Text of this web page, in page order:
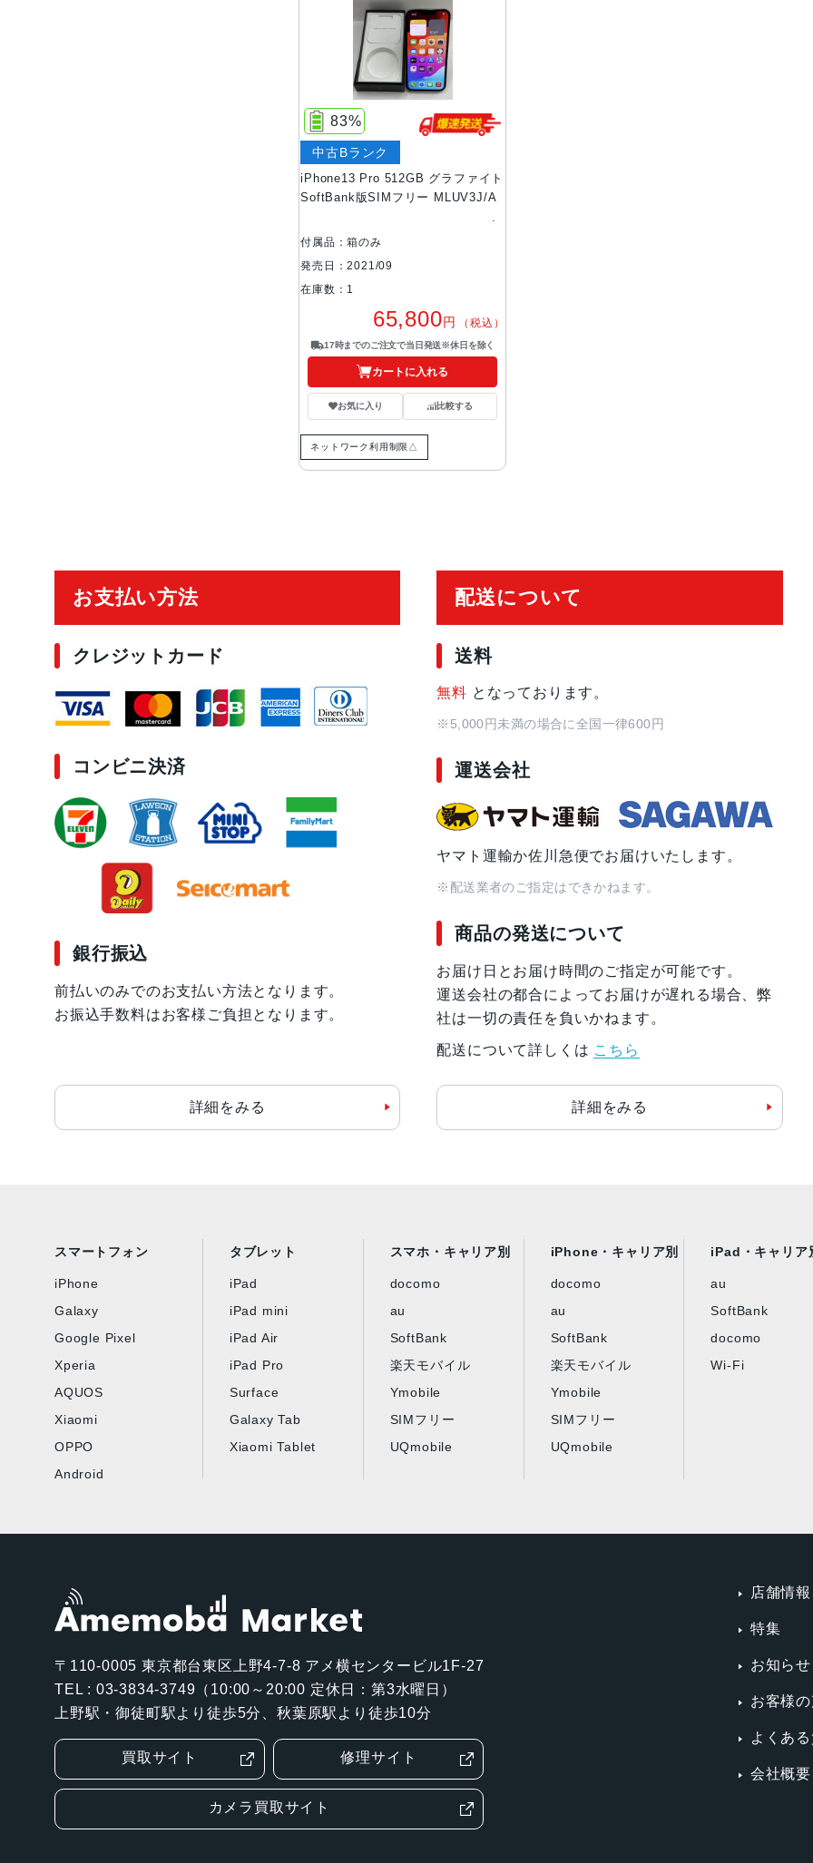
iPhone13 Pro 512GB グラファイト
SoftBank版SIMフリー MLUV3J/A
83%
中古Bランク
付属品：箱のみ
発売日：2021/09
在庫数：1
65,800円 （税込）
17時までのご注文で当日発送※休日を除く
カートに入れる
お気に入り 比較する
ネットワーク利用制限△
お支払い方法
クレジットカード
コンビニ決済
銀行振込
前払いのみでのお支払い方法となります。
お振込手数料はお客様ご負担となります。
詳細をみる
配送について
送料
無料 となっております。
※5,000円未満の場合に全国一律600円
運送会社
ヤマト運輸か佐川急便でお届けいたします。
※配送業者のご指定はできかねます。
商品の発送について
お届け日とお届け時間のご指定が可能です。
運送会社の都合によってお届けが遅れる場合、弊
社は一切の責任を負いかねます。
配送について詳しくは こちら
詳細をみる
スマートフォン
iPhone
Galaxy
Google Pixel
Xperia
AQUOS
Xiaomi
OPPO
Android
タブレット
iPad
iPad mini
iPad Air
iPad Pro
Surface
Galaxy Tab
Xiaomi Tablet
スマホ・キャリア別
docomo
au
SoftBank
楽天モバイル
Ymobile
SIMフリー
UQmobile
iPhone・キャリア別
docomo
au
SoftBank
楽天モバイル
Ymobile
SIMフリー
UQmobile
iPad・キャリア
au
SoftBank
docomo
Wi-Fi
〒110-0005 東京都台東区上野4-7-8 アメ横センタービル1F-27
TEL : 03-3834-3749（10:00～20:00 定休日：第3水曜日）
上野駅・御徒町駅より徒歩5分、秋葉原駅より徒歩10分
買取サイト 修理サイト
カメラ買取サイト
店舗情報
特集
お知ら
お客様
よくあ
会社概要